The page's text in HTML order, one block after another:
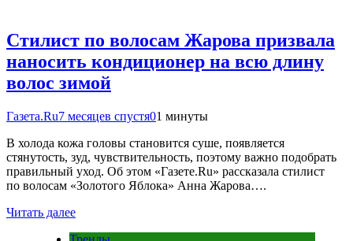
Стилист по волосам Жарова призвала
наносить кондиционер на всю длину
волос зимой
Газета.Ru7 месяцев спустя01 минуты
В холода кожа головы становится суше, появляется
стянутость, зуд, чувствительность, поэтому важно подобрать
правильный уход. Об этом «Газете.Ru» рассказала стилист
по волосам «Золотого Яблока» Анна Жарова….
Читать далее